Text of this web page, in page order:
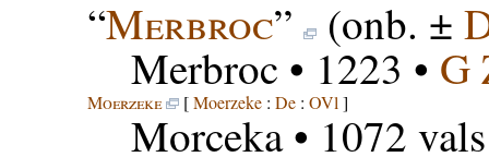
“Merbroc” (onb. ±
Merbroc • 1223 • G
Moerzeke [Moerzeke: De: OVl ]
Morceka• 1072